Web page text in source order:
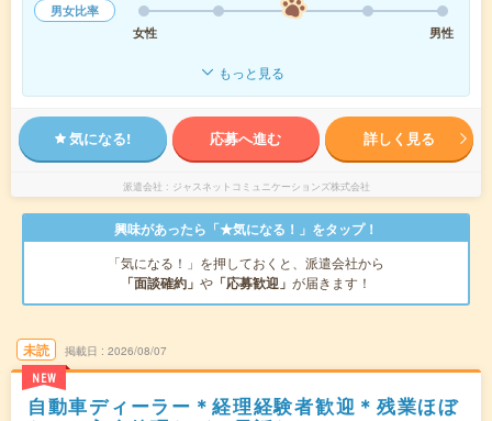
男女比率
女性
男性
もっと見る
気になる! 応募へ進む 詳しく見る
派遣会社 ジャスネットコミュニケーションズ株式会社
興味があったら「★気になる！」をタップ！
「気になる！」を押しておくと、派遣会社から
「面談確約」 や 「応募歓迎」 が届きます！
未読
NEW
掲載日 2026/08/07
自動車ディーラー＊経理経験者歓迎＊残業ほぼ